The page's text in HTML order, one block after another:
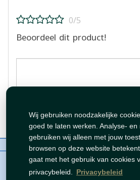
Wij gebruiken noodzakelijke
goed te laten werken. Analyse-
gebruiken wij alleen met jouw
browsen op deze website
gaat met het gebruik van cookies
privacybeleid. Privacybeleid
0/5
Beoordeel dit product!
Beoordeling plaatsen
Over ons
auteursrechten©Tawfeer